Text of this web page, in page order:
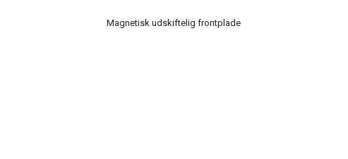
Magnetisk udskiftelig frontplade